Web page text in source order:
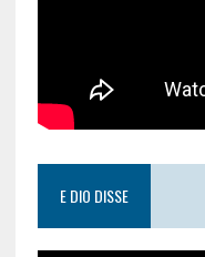
E DIO DISSE